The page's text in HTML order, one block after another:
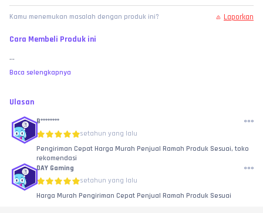
Kamu menemukan masalah dengan produk ini? Laporkan
Cara Membeli Produk ini
...
Baca selengkapnya
Ulasan
B********
setahun yang lalu
Pengiriman Cepat Harga Murah Penjual Ramah Produk Sesuai, toko
rekomendasi
DAY Gaming
setahun yang lalu
Harga Murah Pengiriman Cepat Penjual Ramah Produk Sesuai